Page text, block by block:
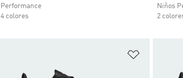
Performance
4 colores
Niños
2